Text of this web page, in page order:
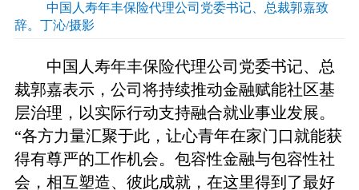
中国人寿年丰保险代理公司党委书记、总裁郭嘉致
辞。丁沁/摄影
中国人寿年丰保险代理公司党委书记、总
裁郭嘉表示，公司将持续推动金融赋能社区基
层治理，以实际行动支持融合就业事业发展。
“各方力量汇聚于此，让心青年在家门口就能获
得有尊严的工作机会。包容性金融与包容性社
会，相互塑造、彼此成就，在这里得到了最好